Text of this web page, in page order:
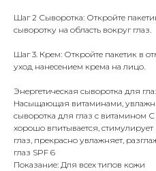
Шаг 2 Сыворотка: Откройте
сыворотку на область вокруг глаз.
Шаг 3. Крем: Откройте пакетик в
уход нанесением крема на лицо.
Энергетическая сыворотка для
Насыщающая витаминами,
сыворотка для глаз с витамином С
хорошо впитывается,
глаз, прекрасно увлажняет,
глаз SPF 6
Показание: Для всех типов кожи